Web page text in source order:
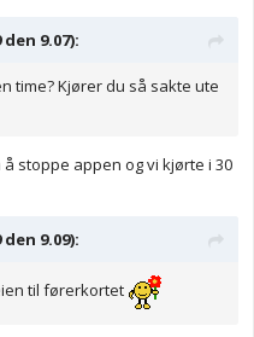
9.07):
time? Kjører du så sakte ute
stoppe appen og vi kjørte i 30
9.09):
til førerkortet